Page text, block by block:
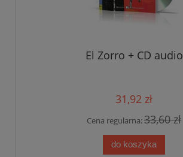
El Zorro + CD audio
31,92 zł
Cena regularna:33,60 zł
do koszyka